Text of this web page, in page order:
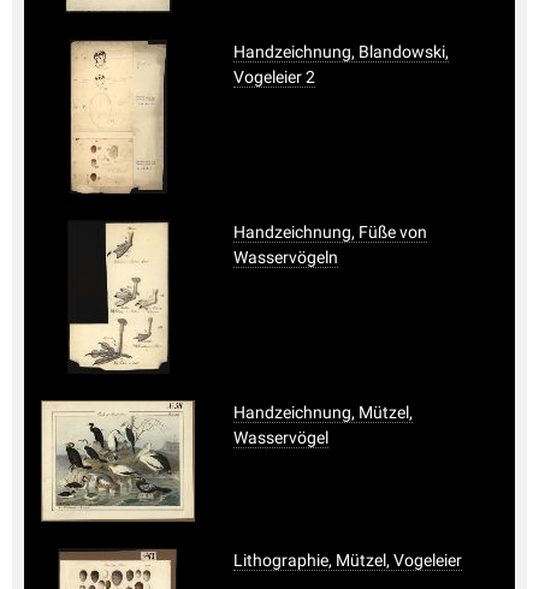
Handzeichnung, Blandowski,
Vogeleier 2
Handzeichnung, Füße von
Wasservögeln
Handzeichnung, Mützel,
Wasservögel
Lithographie, Mützel, Vogeleier